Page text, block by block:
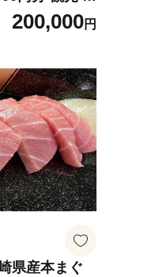
イント 電子
子通貨 eコイ
券 九十九島
200,000円
県産本まぐ